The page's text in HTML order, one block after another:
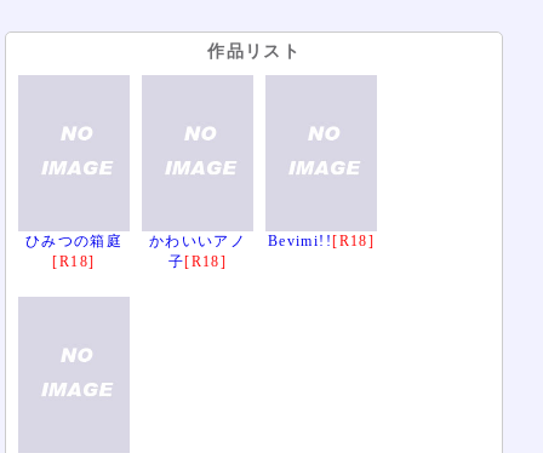
作品リスト
ひみつの箱庭
[R18]
かわいいアノ
子[R18]
Bevimi!! [R18]